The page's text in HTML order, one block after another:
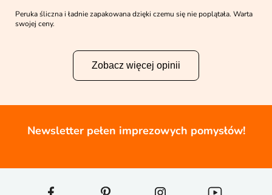
Peruka śliczna i ładnie zapakowana dzięki czemu się nie poplątała. Warta
swojej ceny.
Zobacz więcej opinii
Newsletter pełen imprezowych pomysłów!